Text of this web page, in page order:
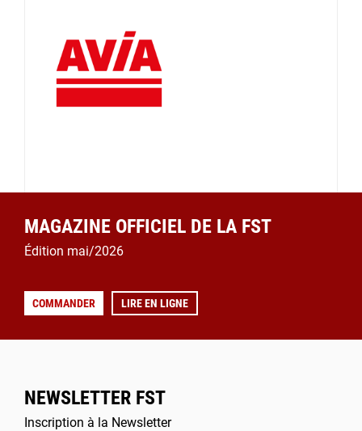
MAGAZINE OFFICIEL DE LA FST
Édition mai/2026
COMMANDER LIRE EN LIGNE
NEWSLETTER FST
Inscription à la Newsletter